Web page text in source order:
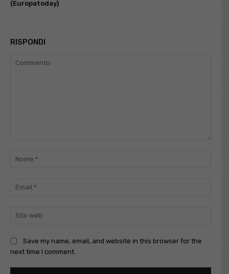
(Europatoday)
RISPONDI
Save my name, email, and website in this browser for the
next time I comment.